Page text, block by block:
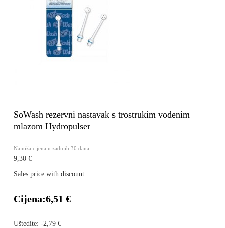
SoWash rezervni nastavak s trostrukim vodenim
mlazom Hydropulser
Najniža cijena u zadnjih 30 dana
9,30 €
Sales price with discount:
Cijena:6,51 €
Uštedite: -2,79 €